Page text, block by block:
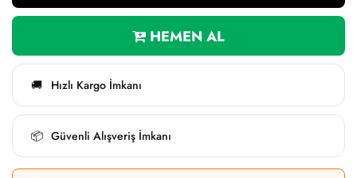
HEMEN AL
🚚 Hızlı Kargo İmkanı
📦 Güvenli Alışveriş İmkanı